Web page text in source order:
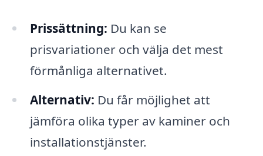
Prissättning: Du kan se
prisvariationer och välja det mest
förmånliga alternativet.
Alternativ: Du får möjlighet att
jämföra olika typer av kaminer och
installationstjänster.